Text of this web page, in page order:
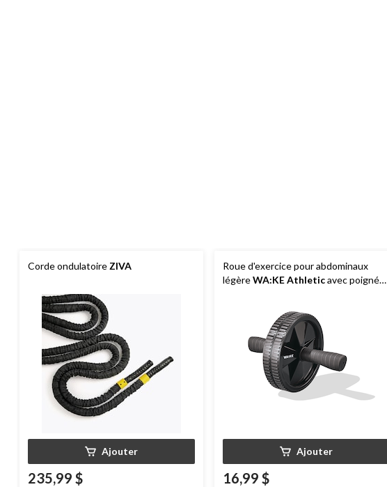
Corde ondulatoire ZIVA
Ajouter
235,99 $
Roue d'exercice pour abdominaux
légèreWA:KE Athleticavec poignées
Ajouter
16,99 $